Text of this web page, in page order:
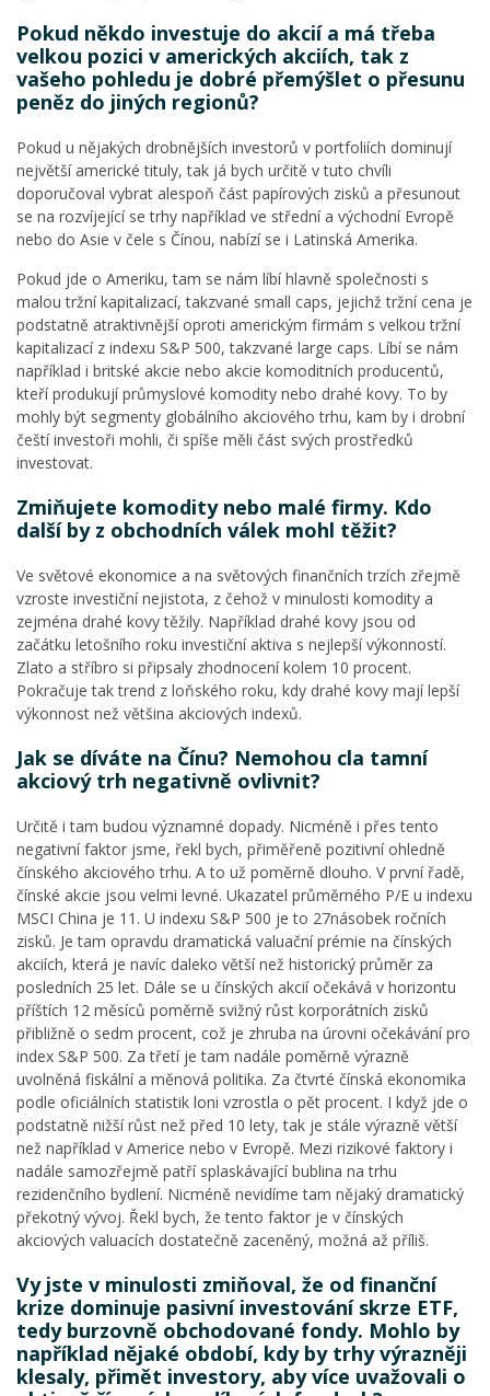
Pokud někdo investuje do akcií a má třeba
velkou pozici v amerických akciích, tak z
vašeho pohledu je dobré přemýšlet o přesunu
peněz do jiných regionů?
Pokud u nějakých drobnějších investorů v portfoliích dominují
největší americké tituly, tak já bych určitě v tuto chvíli
doporučoval vybrat alespoň část papírových zisků a přesunout
se na rozvíjející se trhy například ve střední a východní Evropě
nebo do Asie v čele s Čínou, nabízí se i Latinská Amerika.
Pokud jde o Ameriku, tam se nám líbí hlavně společnosti s
malou tržní kapitalizací, takzvané small caps, jejichž tržní cena je
podstatně atraktivnější oproti americkým firmám s velkou tržní
kapitalizací z indexu S&P 500, takzvané large caps. Líbí se nám
například i britské akcie nebo akcie komoditních producentů,
kteří produkují průmyslové komodity nebo drahé kovy. To by
mohly být segmenty globálního akciového trhu, kam by i drobní
čeští investoři mohli, či spíše měli část svých prostředků
investovat.
Zmiňujete komodity nebo malé firmy. Kdo
další by z obchodních válek mohl těžit?
Ve světové ekonomice a na světových finančních trzích zřejmě
vzroste investiční nejistota, z čehož v minulosti komodity a
zejména drahé kovy těžily. Například drahé kovy jsou od
začátku letošního roku investiční aktiva s nejlepší výkonností.
Zlato a stříbro si připsaly zhodnocení kolem 10 procent.
Pokračuje tak trend z loňského roku, kdy drahé kovy mají lepší
výkonnost než většina akciových indexů.
Jak se díváte na Čínu? Nemohou cla tamní
akciový trh negativně ovlivnit?
Určitě i tam budou významné dopady. Nicméně i přes tento
negativní faktor jsme, řekl bych, přiměřeně pozitivní ohledně
čínského akciového trhu. A to už poměrně dlouho. V první řadě,
čínské akcie jsou velmi levné. Ukazatel průměrného P/E u indexu
MSCI China je 11. U indexu S&P 500 je to 27násobek ročních
zisků. Je tam opravdu dramatická valuační prémie na čínských
akciích, která je navíc daleko větší než historický průměr za
posledních 25 let. Dále se u čínských akcií očekává v horizontu
příštích 12 měsíců poměrně svižný růst korporátních zisků
přibližně o sedm procent, což je zhruba na úrovni očekávání pro
index S&P 500. Za třetí je tam nadále poměrně výrazně
uvolněná fiskální a měnová politika. Za čtvrté čínská ekonomika
podle oficiálních statistik loni vzrostla o pět procent. I když jde o
podstatně nižší růst než před 10 lety, tak je stále výrazně větší
než například v Americe nebo v Evropě. Mezi rizikové faktory i
nadále samozřejmě patří splaskávající bublina na trhu
rezidenčního bydlení. Nicméně nevidíme tam nějaký dramatický
překotný vývoj. Řekl bych, že tento faktor je v čínských
akciových valuacích dostatečně zaceněný, možná až příliš.
Vy jste v minulosti zmiňoval, že od finanční
krize dominuje pasivní investování skrze ETF,
tedy burzovně obchodované fondy. Mohlo by
například nějaké období, kdy by trhy výrazněji
klesaly, přimět investory, aby více uvažovali o